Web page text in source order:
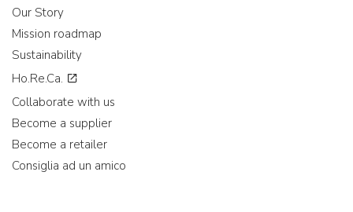
Our Story
Mission roadmap
Sustainability
Ho.Re.Ca.
Collaborate with us
Become a supplier
Become a retailer
Consiglia ad un amico